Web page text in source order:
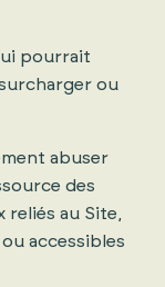
pourrait
ou
abuser
des
au Site,
accessibles